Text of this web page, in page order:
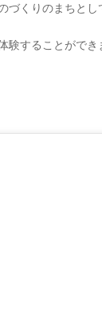
づくりのまちとし
験することができ